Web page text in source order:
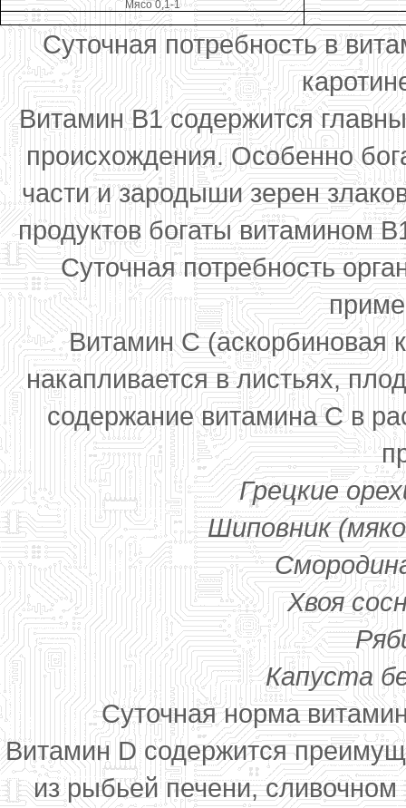
Мясо 0,1-1
Суточная потребность в
Витамин В1 содержится
происхождения. Особенно
части и зародыши зерен
продуктов богаты витамином
Суточная потребность
Витамин С (аскорбиновая
накапливается в листьях,
содержание витамина С в
Грецкие
Шиповник
Хвоя
Капуста
Суточная норма
Витамин D содержится
из рыбьей печени,